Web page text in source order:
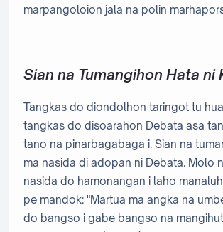
marpangoloion jala na polin
Sian na Tumangihon Hata
Tangkas do diondolhon taringot tu
tangkas do disoarahon Debata asa
tano na pinarbagabaga i. Sian na
ma nasida di adopan ni Debata. Molo
nasida do hamonangan i laho
pe mandok: "Martua ma angka na
do bangso i gabe bangso na